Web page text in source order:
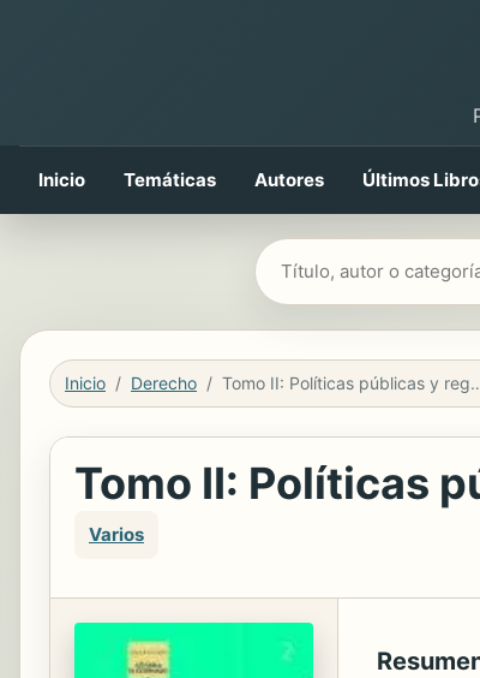
Inicio Temáticas Autores Últimos
Buscar libros
Inicio Derecho Tomo II: Políticas públicas y
Tomo II: Políticas
Varios